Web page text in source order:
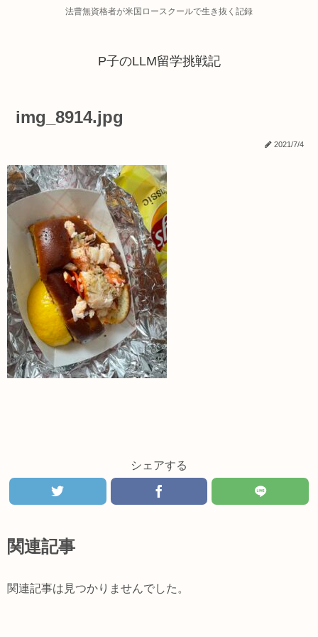
法曹無資格者が米国ロースクールで生き抜く記録
P子のLLM留学挑戦記
img_8914.jpg
2021/7/4
シェアする
関連記事
関連記事は見つかりませんでした。